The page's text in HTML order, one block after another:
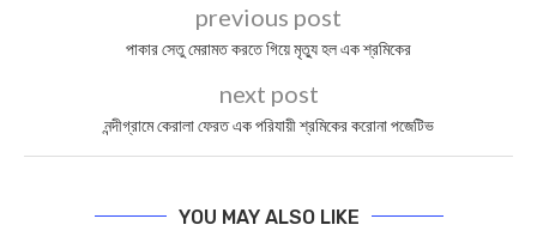
previous post
পাকার সেতু মেরামত করতে গিয়ে মৃত্যু হল এক শ্রমিকের
next post
নন্দীগ্রামে কেরালা ফেরত এক পরিযায়ী শ্রমিকের করোনা পজেটিভ
YOU MAY ALSO LIKE